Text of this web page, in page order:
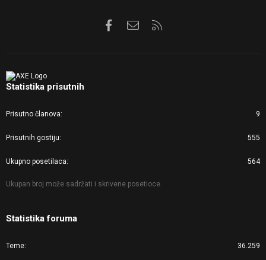
FacebookKontaktirajte nas
Statistika prisutnih
Prisutno članova 9
Prisutnih gostiju 555
Ukupno posetilaca 564
Ukupan broj može sadržati i skrivene posetioce.
Statistika foruma
Teme 36.259